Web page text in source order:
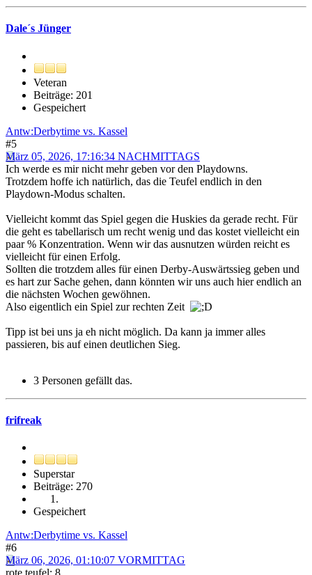
Dale´s Jünger
Veteran
Beiträge: 201
Gespeichert
Antw:Derbytime vs. Kassel
#5
März 05, 2026, 17:16:34 NACHMITTAGS
Ich werde es mir nicht mehr geben vor den Playdowns.
Trotzdem hoffe ich natürlich, das die Teufel endlich in den
Playdown-Modus schalten.
Vielleicht kommt das Spiel gegen die Huskies da gerade recht. Für
die geht es tabellarisch um recht wenig und das kostet vielleicht ein
paar % Konzentration. Wenn wir das ausnutzen würden reicht es
vielleicht für einen Erfolg.
Sollten die trotzdem alles für einen Derby-Auswärtssieg geben und
es hart zur Sache gehen, dann könnten wir uns auch hier endlich an
die nächsten Wochen gewöhnen.
Also eigentlich ein Spiel zur rechten Zeit
Tipp ist bei uns ja eh nicht möglich. Da kann ja immer alles
passieren, bis auf einen deutlichen Sieg.
3 Personen gefällt das.
frifreak
Superstar
Beiträge: 270
Gespeichert
Antw:Derbytime vs. Kassel
#6
März 06, 2026, 01:10:07 VORMITTAG